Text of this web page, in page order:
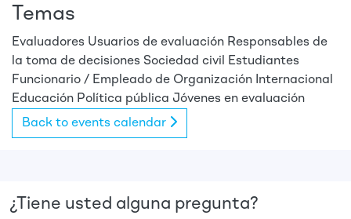
Temas
Evaluadores Usuarios de evaluación Responsables de
la toma de decisiones Sociedad civil Estudiantes
Funcionario / Empleado de Organización Internacional
Educación Política pública Jóvenes en evaluación
Back to events calendar
¿Tiene usted alguna pregunta?